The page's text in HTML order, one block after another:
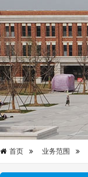
首页 业务范围